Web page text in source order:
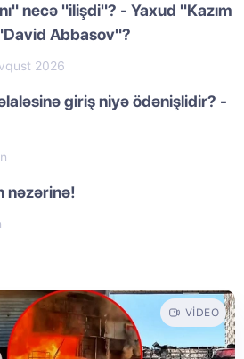
necə "ilişdi"? - Yaxud "Kazım
Abbasov"?
2026
giriş niyə ödənişlidir? -
nəzərinə!
VIDEO